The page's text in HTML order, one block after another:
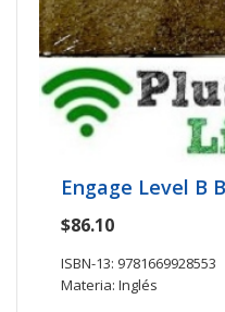
Engage Level B
$86.10
ISBN-13: 9781669928553
Materia: Inglés